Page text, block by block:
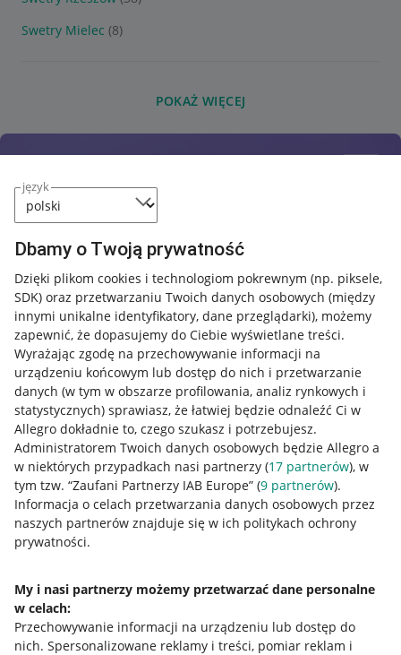
język
Dbamy o Twoją prywatność
Dzięki plikom cookies i technologiom pokrewnym (np. piksele,
SDK) oraz przetwarzaniu Twoich danych osobowych (między
innymi unikalne identyfikatory, dane przeglądarki), możemy
zapewnić, że dopasujemy do Ciebie wyświetlane treści.
Wyrażając zgodę na przechowywanie informacji na
urządzeniu końcowym lub dostęp do nich i przetwarzanie
danych (w tym w obszarze profilowania, analiz rynkowych i
statystycznych) sprawiasz, że łatwiej będzie odnaleźć Ci w
Allegro dokładnie to, czego szukasz i potrzebujesz.
Administratorem Twoich danych osobowych będzie Allegro a
w niektórych przypadkach nasi partnerzy (17 partnerów), w
tym tzw. “Zaufani Partnerzy IAB Europe” (9 partnerów).
Informacja o celach przetwarzania danych osobowych przez
naszych partnerów znajduje się w ich politykach ochrony
prywatności.
My i nasi partnerzy możemy przetwarzać dane personalne
w celach:
Przechowywanie informacji na urządzeniu lub dostęp do
nich. Spersonalizowane reklamy i treści, pomiar reklam i
Swetry Mielec (8)
POKAŻ WIĘCEJ
Przydatne informacje
Jak to działa
Allegro Gadane dla sprzedających
Allegro Gadane dla kupujących